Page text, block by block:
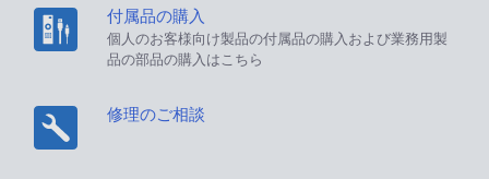
付属品の購入
個人のお客様向け製品の付属品の購入および業務用製
品の部品の購入はこちら
修理のご相談